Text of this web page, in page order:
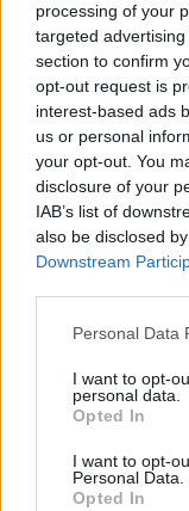
processing of your
targeted
section to confirm
opt-out request is
interest-based ads
us or personal
your opt-out. You
disclosure of your
IAB’s list of
also be disclosed
Downstream
Personal Data
I want to opt-
personal data.
Opted In
I want to opt-
Personal Data.
Opted In
αμνηστίας.
Αυτό το
δημοκρατία
Νοεμβρίου 1975
πολιτικού
διάρκεια της
πράκτορες
Ο διάσημος
διωχθεί ο ίδιος,